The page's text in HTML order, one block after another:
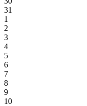
31
1
2
3
4
5
6
7
8
9
10